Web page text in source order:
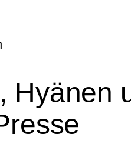
Hyänen